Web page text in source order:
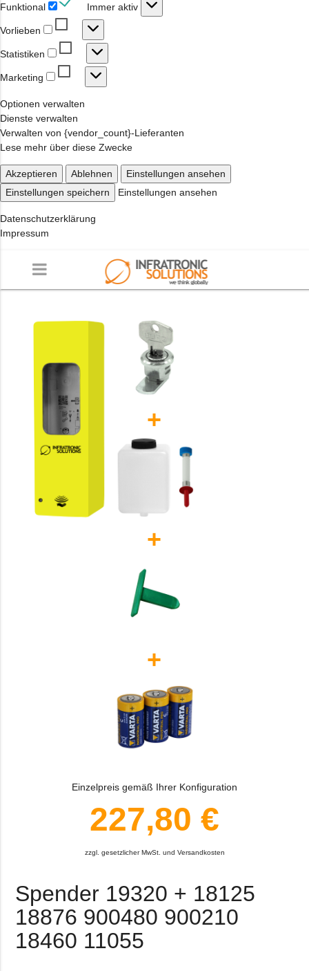
Funktional
Immer aktiv
Vorlieben
Vorlieben
Statistiken
Statistiken
Marketing
Marketing
Optionen verwalten
Dienste verwalten
Verwalten von {vendor_count}-Lieferanten
Lese mehr über diese Zwecke
Akzeptieren Ablehnen
Einstellungen ansehen
Einstellungen speichern
Einstellungen ansehen
Datenschutzerklärung
Impressum
+
+
+
Einzelpreis gemäß Ihrer Konfiguration
227,80 €
zzgl. gesetzlicher MwSt. und Versandkosten
Spender 19320 + 18125
18876 900480 900210
18460 11055